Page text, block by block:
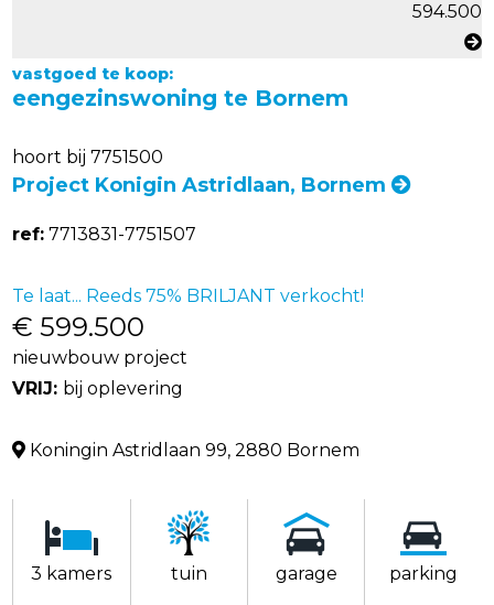
594.500
vastgoed te koop:
eengezinswoning te Bornem
hoort bij 7751500
Project Konigin Astridlaan, Bornem
ref: 7713831-7751507
Te laat... Reeds 75% BRILJANT verkocht!
€ 599.500
nieuwbouw project
VRIJ: bij oplevering
Koningin Astridlaan 99, 2880 Bornem
3 kamers tuin garage parking